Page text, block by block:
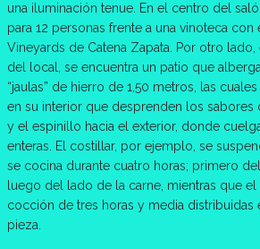
una iluminación tenue. En el centro del
para 12 personas frente a una vinoteca con
Vineyards de Catena Zapata. Por otro
del local, se encuentra un patio que
“jaulas” de hierro de 1,50 metros, las
en su interior que desprenden los
y el espinillo hacia el exterior, donde
enteras. El costillar, por ejemplo, se
se cocina durante cuatro horas; primero
luego del lado de la carne, mientras que el
cocción de tres horas y media distribuidas
pieza.